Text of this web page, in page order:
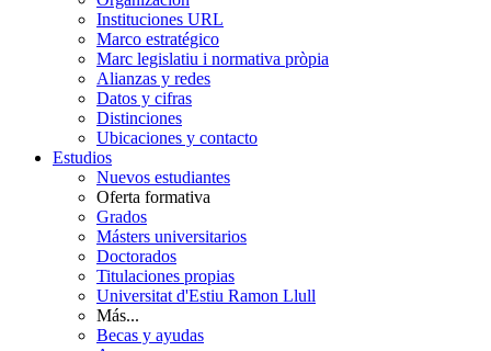
Instituciones URL
Marco estratégico
Marc legislatiu i normativa pròpia
Alianzas y redes
Datos y cifras
Distinciones
Ubicaciones y contacto
Estudios
Nuevos estudiantes
Oferta formativa
Grados
Másters universitarios
Doctorados
Titulaciones propias
Universitat d'Estiu Ramon Llull
Más...
Becas y ayudas